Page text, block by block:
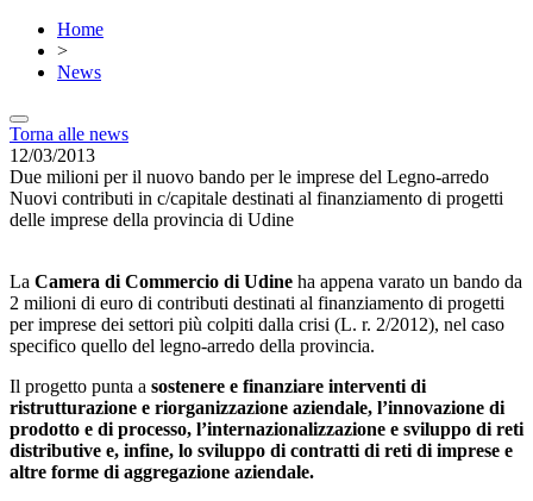
Home
>
News
Torna alle news
12/03/2013
Due milioni per il nuovo bando per le imprese del Legno-arredo
Nuovi contributi in c/capitale destinati al finanziamento di progetti
delle imprese della provincia di Udine
La Camera di Commercio di Udine ha appena varato un bando da
2 milioni di euro di contributi destinati al finanziamento di progetti
per imprese dei settori più colpiti dalla crisi (L. r. 2/2012), nel caso
specifico quello del legno-arredo della provincia.
Il progetto punta a sostenere e finanziare interventi di
ristrutturazione e riorganizzazione aziendale, l’innovazione di
prodotto e di processo, l’internazionalizzazione e sviluppo di reti
distributive e, infine, lo sviluppo di contratti di reti di imprese e
altre forme di aggregazione aziendale.